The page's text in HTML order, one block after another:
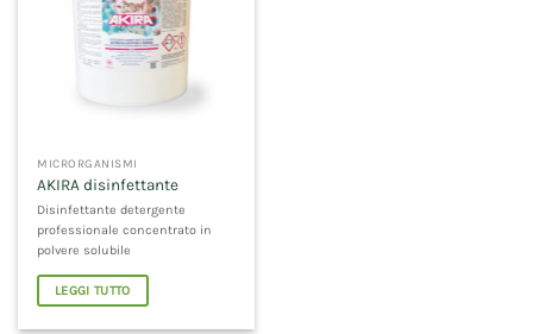
MICRORGANISMI
AKIRA disinfettante
Disinfettante detergente
professionale concentrato in
polvere solubile
LEGGI TUTTO